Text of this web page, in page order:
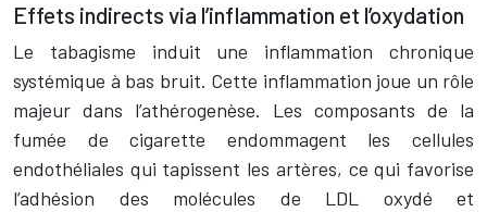
Effets indirects via l’inflammation et l’oxydation
Le tabagisme induit une inflammation chronique
systémique à bas bruit. Cette inflammation joue un rôle
majeur dans l’athérogenèse. Les composants de la
fumée de cigarette endommagent les cellules
endothéliales qui tapissent les artères, ce qui favorise
l’adhésion des molécules de LDL oxydé et